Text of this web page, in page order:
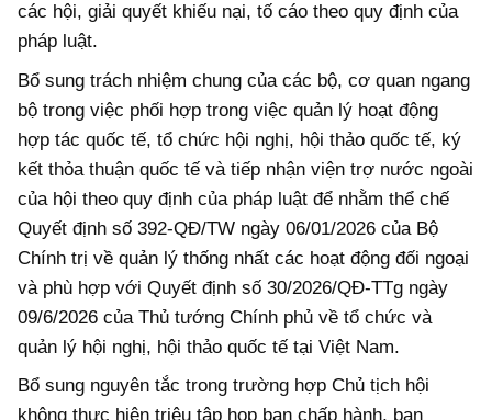
các hội, giải quyết khiếu nại, tố cáo theo quy định của
pháp luật.
Bổ sung trách nhiệm chung của các bộ, cơ quan ngang
bộ trong việc phối hợp trong việc quản lý hoạt động
hợp tác quốc tế, tổ chức hội nghị, hội thảo quốc tế, ký
kết thỏa thuận quốc tế và tiếp nhận viện trợ nước ngoài
của hội theo quy định của pháp luật để nhằm thể chế
Quyết định số 392-QĐ/TW ngày 06/01/2026 của Bộ
Chính trị về quản lý thống nhất các hoạt động đối ngoại
và phù hợp với Quyết định số 30/2026/QĐ-TTg ngày
09/6/2026 của Thủ tướng Chính phủ về tổ chức và
quản lý hội nghị, hội thảo quốc tế tại Việt Nam.
Bổ sung nguyên tắc trong trường hợp Chủ tịch hội
không thực hiện triệu tập họp ban chấp hành, ban